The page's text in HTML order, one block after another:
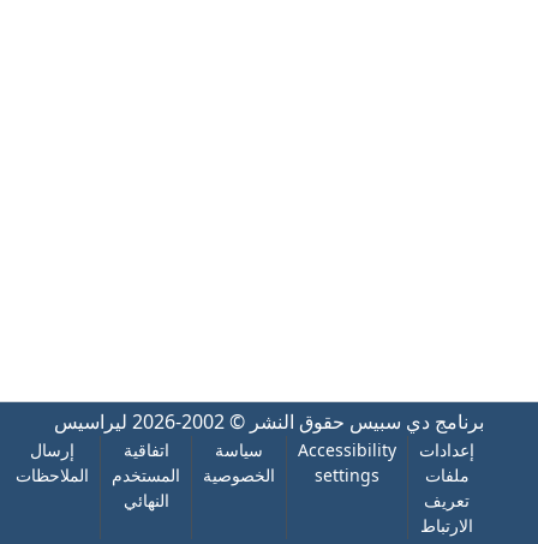
برنامج دي سبيس حقوق النشر © 2002-2026 ليراسيس
إعدادات
ملفات
تعريف
الارتباط
Accessibility
settings
سياسة
الخصوصية
اتفاقية
المستخدم
النهائي
إرسال
الملاحظات